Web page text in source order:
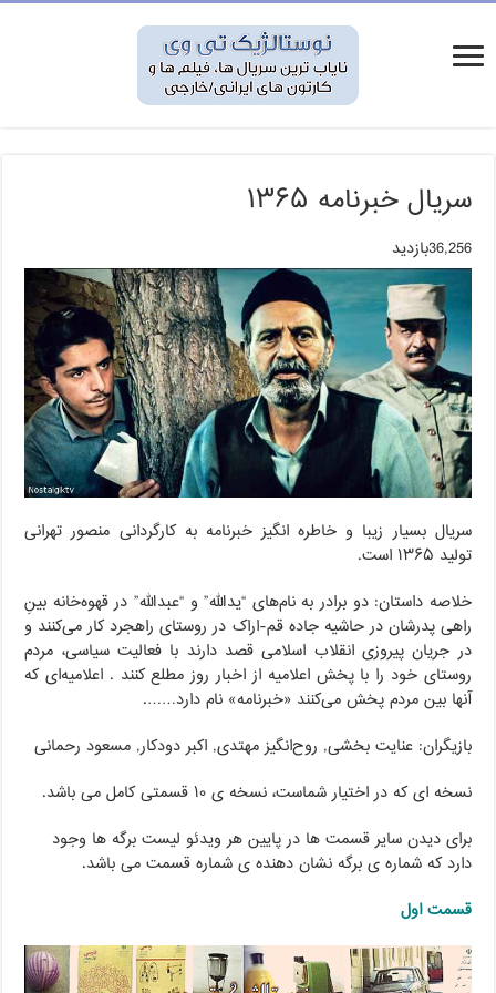
سریال خبرنامه ۱۳۶۵
36,256بازدید
سریال بسیار زیبا و خاطره انگیز خبرنامه به کارگردانی منصور تهرانی
تولید ۱۳۶۵ است.
خلاصه داستان: دو برادر به نام‌های “یدالله” و “عبدالله” در قهوه‌خانه بینِ
راهی پدرشان در حاشیه جاده قم-اراک در روستای راهجرد کار می‌کنند و
در جریان پیروزی انقلاب اسلامی قصد دارند با فعالیت سیاسی، مردم
روستای خود را با پخش اعلامیه از اخبار روز مطلع کنند . اعلامیه‌ای که
آنها بین مردم پخش می‌کنند «خبرنامه» نام دارد…….
بازیگران: عنایت بخشی, روح‌انگیز مهتدی, اکبر دودکار, مسعود رحمانی
نسخه ای که در اختیار شماست، نسخه ی ۱۰ قسمتی کامل می باشد.
برای دیدن سایر قسمت ها در پایین هر ویدئو لیست برگه ها وجود
دارد که شماره ی برگه نشان دهنده ی شماره قسمت می باشد.
قسمت اول